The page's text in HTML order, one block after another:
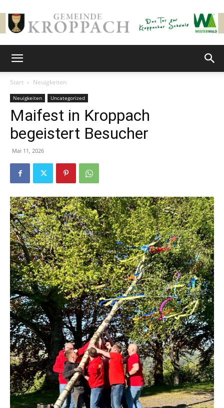
Start Neuigkeiten
Neuigkeiten Uncategorized
Maifest in Kroppach
begeistert Besucher
Mai 11, 2026